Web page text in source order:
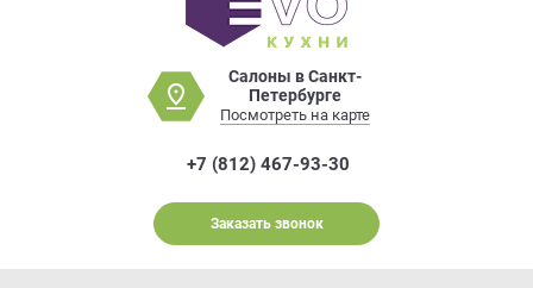
Салоны в Санкт-
Петербурге
Посмотреть на карте
+7 (812) 467-93-30
Заказать звонок